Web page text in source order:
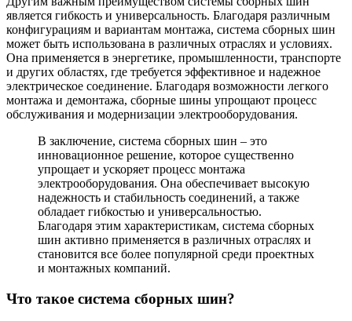
является гибкость и универсальность. Благодаря различным
конфигурациям и вариантам монтажа, система сборных шин
может быть использована в различных отраслях и условиях.
Она применяется в энергетике, промышленности, транспорте
и других областях, где требуется эффективное и надежное
электрическое соединение. Благодаря возможности легкого
монтажа и демонтажа, сборные шины упрощают процесс
обслуживания и модернизации электрооборудования.
В заключение, система сборных шин – это
инновационное решение, которое существенно
упрощает и ускоряет процесс монтажа
электрооборудования. Она обеспечивает высокую
надежность и стабильность соединений, а также
обладает гибкостью и универсальностью.
Благодаря этим характеристикам, система сборных
шин активно применяется в различных отраслях и
становится все более популярной среди проектных
и монтажных компаний.
Что такое система сборных шин?